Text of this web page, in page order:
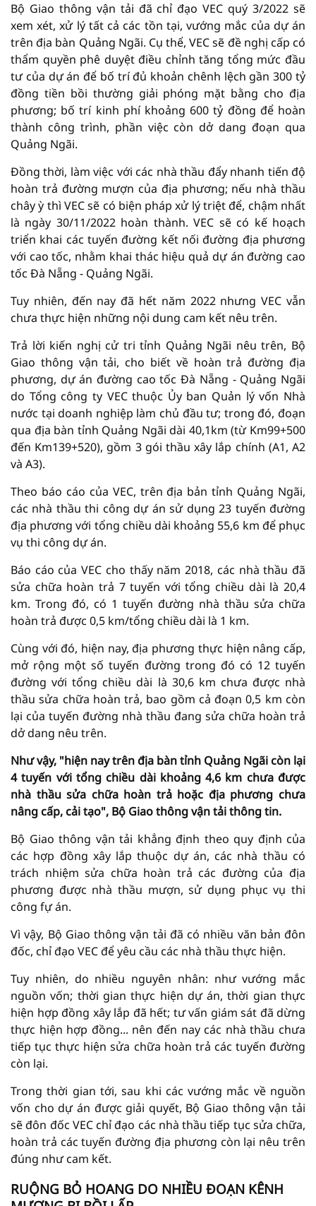
Bộ Giao thông vận tải đã chỉ đạo VEC quý 3/2022 sẽ
xem xét, xử lý tất cả các tồn tại, vướng mắc của dự án
trên địa bàn Quảng Ngãi. Cụ thể, VEC sẽ đề nghị cấp có
thẩm quyền phê duyệt điều chỉnh tăng tổng mức đầu
tư của dự án để bố trí đủ khoản chênh lệch gần 300 tỷ
đồng tiền bồi thường giải phóng mặt bằng cho địa
phương; bố trí kinh phí khoảng 600 tỷ đồng để hoàn
thành công trình, phần việc còn dở dang đoạn qua
Quảng Ngãi.
Đồng thời, làm việc với các nhà thầu đẩy nhanh tiến độ
hoàn trả đường mượn của địa phương; nếu nhà thầu
chây ỳ thì VEC sẽ có biện pháp xử lý triệt để, chậm nhất
là ngày 30/11/2022 hoàn thành. VEC sẽ có kế hoạch
triển khai các tuyến đường kết nối đường địa phương
với cao tốc, nhằm khai thác hiệu quả dự án đường cao
tốc Đà Nẵng - Quảng Ngãi.
Tuy nhiên, đến nay đã hết năm 2022 nhưng VEC vẫn
chưa thực hiện những nội dung cam kết nêu trên.
Trả lời kiến nghị cử tri tỉnh Quảng Ngãi nêu trên, Bộ
Giao thông vận tải, cho biết về hoàn trả đường địa
phương, dự án đường cao tốc Đà Nẵng - Quảng Ngãi
do Tổng công ty VEC thuộc Ủy ban Quản lý vốn Nhà
nước tại doanh nghiệp làm chủ đầu tư; trong đó, đoạn
qua địa bàn tỉnh Quảng Ngãi dài 40,1km (từ Km99+500
đến Km139+520), gồm 3 gói thầu xây lắp chính (A1, A2
và A3).
Theo báo cáo của VEC, trên địa bản tỉnh Quảng Ngãi,
các nhà thầu thi công dự án sử dụng 23 tuyến đường
địa phương với tổng chiều dài khoảng 55,6 km để phục
vụ thi công dự án.
Báo cáo của VEC cho thấy năm 2018, các nhà thầu đã
sửa chữa hoàn trả 7 tuyến với tổng chiều dài là 20,4
km. Trong đó, có 1 tuyến đường nhà thầu sửa chữa
hoàn trả được 0,5 km/tổng chiều dài là 1 km.
Cùng với đó, hiện nay, địa phương thực hiện nâng cấp,
mở rộng một số tuyến đường trong đó có 12 tuyến
đường với tổng chiều dài là 30,6 km chưa được nhà
thầu sửa chữa hoàn trả, bao gồm cả đoạn 0,5 km còn
lại của tuyến đường nhà thầu đang sửa chữa hoàn trả
dở dang nêu trên.
Như vậy, "hiện nay trên địa bàn tỉnh Quảng Ngãi còn lại
4 tuyến với tổng chiều dài khoảng 4,6 km chưa được
nhà thầu sửa chữa hoàn trả hoặc địa phương chưa
nâng cấp, cải tạo", Bộ Giao thông vận tải thông tin.
Bộ Giao thông vận tải khẳng định theo quy định của
các hợp đồng xây lắp thuộc dự án, các nhà thầu có
trách nhiệm sửa chữa hoàn trả các đường của địa
phương được nhà thầu mượn, sử dụng phục vụ thi
công fự án.
Vì vậy, Bộ Giao thông vận tải đã có nhiều văn bản đôn
đốc, chỉ đạo VEC để yêu cầu các nhà thầu thực hiện.
Tuy nhiên, do nhiều nguyên nhân: như vướng mắc
nguồn vốn; thời gian thực hiện dự án, thời gian thực
hiện hợp đồng xây lắp đã hết; tư vấn giám sát đã dừng
thực hiện hợp đồng... nên đến nay các nhà thầu chưa
tiếp tục thực hiện sửa chữa hoàn trả các tuyến đường
còn lại.
Trong thời gian tới, sau khi các vướng mắc về nguồn
vốn cho dự án được giải quyết, Bộ Giao thông vận tải
sẽ đôn đốc VEC chỉ đạo các nhà thầu tiếp tục sửa chữa,
hoàn trả các tuyến đường địa phương còn lại nêu trên
đúng như cam kết.
RUỘNG BỎ HOANG DO NHIỀU ĐOẠN KÊNH